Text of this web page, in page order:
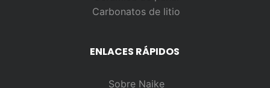
Carbonatos de litio
ENLACES RÁPIDOS
Sobre Naike